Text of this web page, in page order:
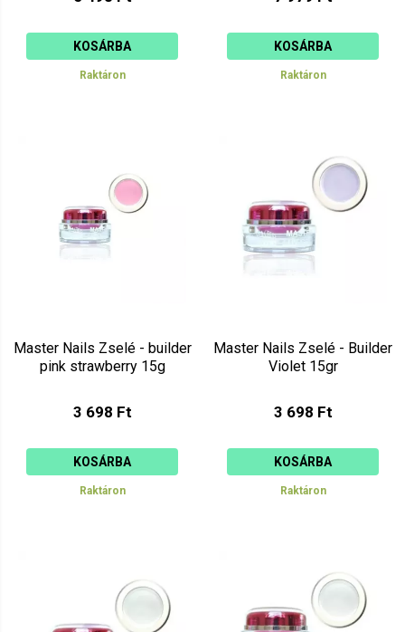
KOSÁRBA
Raktáron
KOSÁRBA
Raktáron
Master Nails Zselé - builder
pink strawberry 15g
3 698 Ft
KOSÁRBA
Raktáron
Master Nails Zselé - Builder
Violet 15gr
3 698 Ft
KOSÁRBA
Raktáron